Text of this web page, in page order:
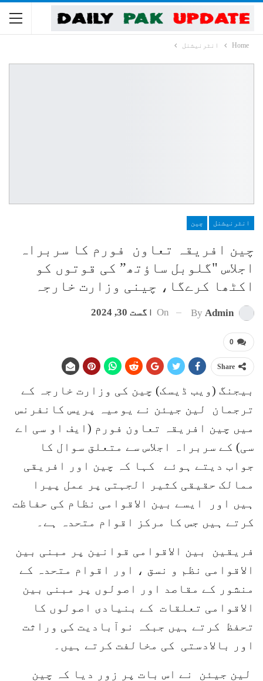
Home انٹرنیشنل
انٹرنیشنل چین
چین افریقہ تعاون فورم کا سربراہ
اجلاس "گلوبل ساؤتھ” کی قوتوں کو
اکٹھا کرےگا، چینی وزارت خارجہ
By Admin
On اگست 30, 2024
0
Share
بیجنگ (ویب ڈیسک) چین کی وزارت خارجہ کے
ترجمان لین جیئن نے یومیہ پریس کانفرنس
میں چین افریقہ تعاون فورم (ایف او سی اے
سی) کے سربراہ اجلاس سے متعلق سوال کا
جواب دیتے ہوئے کہا کہ چین اور افریقی
ممالک حقیقی کثیر الجہتی پر عمل پیرا
ہیں اور ایسے بین الاقوامی نظام کی حفاظت
کرتے ہیں جس کا مرکز اقوام متحدہ ہے۔
فریقین بین الاقوامی قوانین پر مبنی بین
الاقوامی نظم و نسق ، اور اقوام متحدہ کے
منشور کے مقاصد اور اصولوں پر مبنی بین
الاقوامی تعلقات کے بنیادی اصولوں کا
تحفظ کرتے ہیں جبکہ نوآبادیت کی وراثت
اور بالادستی کی مخالفت کرتے ہیں۔
لین جیئن نے اس بات پر زور دیا کہ چین